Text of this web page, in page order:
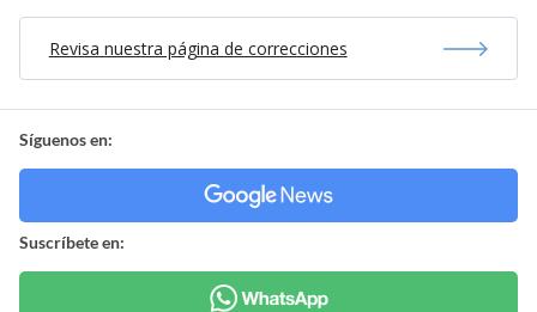
Revisa nuestra página de correcciones
Síguenos en:
Suscríbete en: